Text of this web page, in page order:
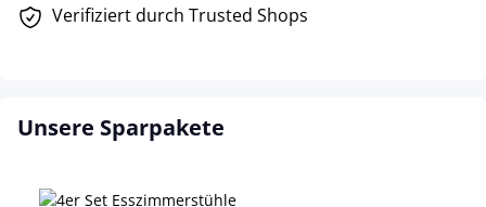
Verifiziert durch Trusted Shops
Unsere Sparpakete